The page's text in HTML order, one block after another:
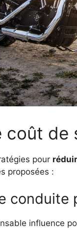
coût de
pour
proposées :
conduite
influence